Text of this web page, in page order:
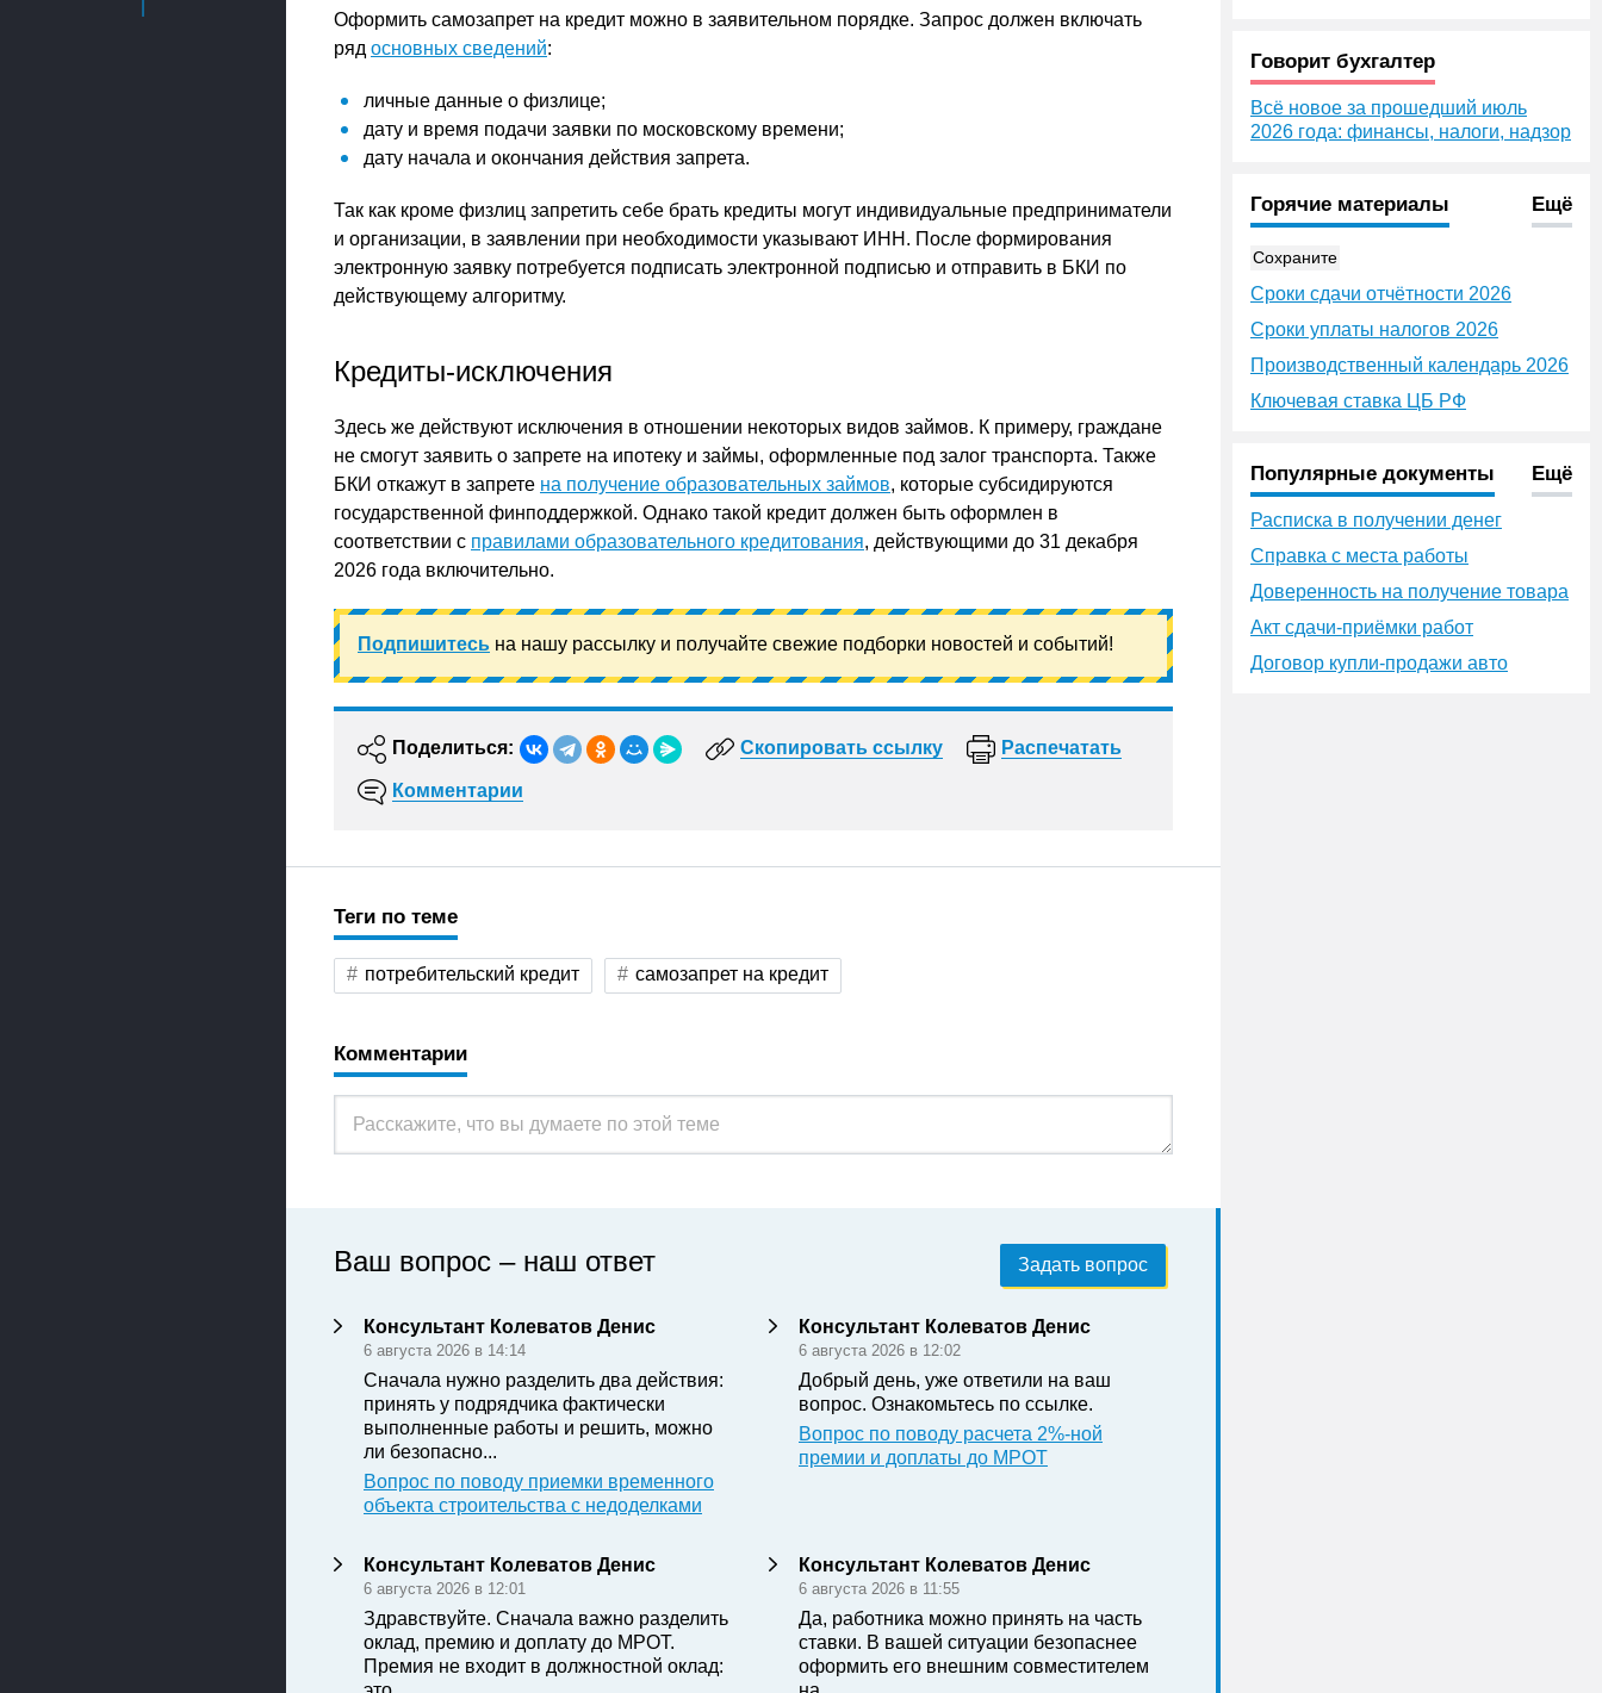
Оформить самозапрет на кредит можно в заявительном порядке. Запрос должен включать
ряд основных сведений:
личные данные о физлице;
дату и время подачи заявки по московскому времени;
дату начала и окончания действия запрета.
Так как кроме физлиц запретить себе брать кредиты могут индивидуальные предприниматели
и организации, в заявлении при необходимости указывают ИНН. После формирования
электронную заявку потребуется подписать электронной подписью и отправить в БКИ по
действующему алгоритму.
Кредиты-исключения
Здесь же действуют исключения в отношении некоторых видов займов. К примеру, граждане
не смогут заявить о запрете на ипотеку и займы, оформленные под залог транспорта. Также
БКИ откажут в запрете на получение образовательных займов, которые субсидируются
государственной финподдержкой. Однако такой кредит должен быть оформлен в
соответствии с правилами образовательного кредитования, действующими до 31 декабря
2026 года включительно.
Подпишитесь на нашу рассылку и получайте свежие подборки новостей и событий!
Поделиться: Скопировать ссылку Распечатать
Комментарии
Теги по теме
потребительский кредит самозапрет на кредит
Комментарии
Ваш вопрос – наш ответ Задать вопрос
Консультант Колеватов Денис
6 августа 2026 в 14:14
Сначала нужно разделить два действия:
принять у подрядчика фактически
выполненные работы и решить, можно
ли безопасно...
Вопрос по поводу приемки временного
объекта строительства с недоделками
Консультант Колеватов Денис
6 августа 2026 в 12:02
Добрый день, уже ответили на ваш
вопрос. Ознакомьтесь по ссылке .
Вопрос по поводу расчета 2%-ной
премии и доплаты до МРОТ
Консультант Колеватов Денис
6 августа 2026 в 12:01
Здравствуйте. Сначала важно разделить
оклад, премию и доплату до МРОТ.
Премия не входит в должностной оклад:
Консультант Колеватов Денис
6 августа 2026 в 11:55
Да, работника можно принять на часть
ставки. В вашей ситуации безопаснее
оформить его внешним совместителем
Говорит бухгалтер
Всё новое за прошедший июль
2026 года: финансы, налоги, надзор
Горячие материалы Ещё
Сохраните
Сроки сдачи отчётности 2026
Сроки уплаты налогов 2026
Производственный календарь 2026
Ключевая ставка ЦБ РФ
Популярные документы Ещё
Расписка в получении денег
Справка с места работы
Доверенность на получение товара
Акт сдачи-приёмки работ
Договор купли-продажи авто